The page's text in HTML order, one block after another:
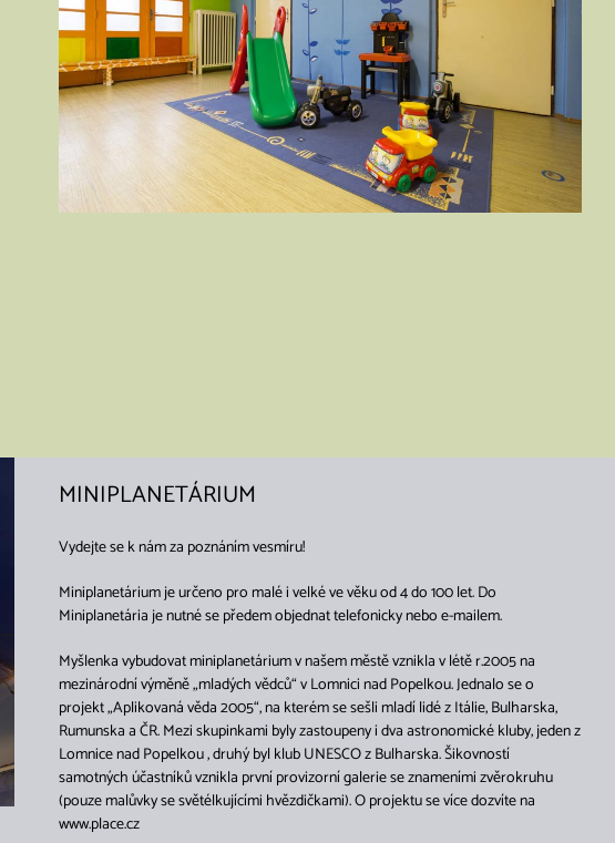
MINIPLANETÁRIUM
Vydejte se k nám za poznáním vesmíru!
Miniplanetárium je určeno pro malé i velké ve věku od 4 do 100 let. Do
Miniplanetária je nutné se předem objednat telefonicky nebo e-mailem.
Myšlenka vybudovat miniplanetárium v našem městě vznikla v létě r.2005 na
mezinárodní výměně „mladých vědců“ v Lomnici nad Popelkou. Jednalo se o
projekt „Aplikovaná věda 2005“, na kterém se sešli mladí lidé z Itálie, Bulharska,
Rumunska a ČR. Mezi skupinkami byly zastoupeny i dva astronomické kluby, jeden z
Lomnice nad Popelkou , druhý byl klub UNESCO z Bulharska. Šikovností
samotných účastníků vznikla první provizorní galerie se znameními zvěrokruhu
(pouze malůvky se světélkujícími hvězdičkami). O projektu se více dozvíte na
www.place.cz